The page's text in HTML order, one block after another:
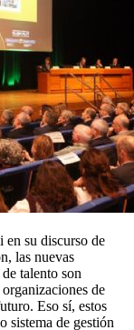
en su discurso de
las nuevas
talento son
de
Eso sí, estos
sistema de gestión